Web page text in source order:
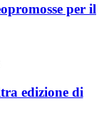
per il
edizione di